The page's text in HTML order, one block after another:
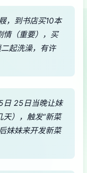
，到书店买10本
情（重要），买
起洗澡，有许
日 25日当晚让妹
），触发“新菜
妹妹来开发新菜